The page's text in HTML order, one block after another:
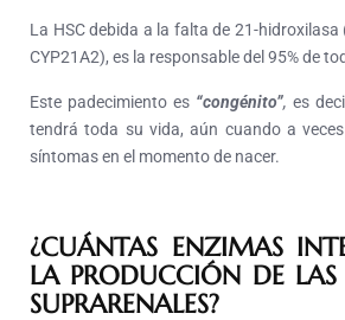
La HSC debida a la falta de 21-
CYP21A2), es la responsable del 95% de
Este padecimiento es “congénito”, es
tendrá toda su vida, aún cuando a
síntomas en el momento de nacer.
¿CUÁNTAS ENZIMAS
LA PRODUCCIÓN DE
SUPRARENALES?